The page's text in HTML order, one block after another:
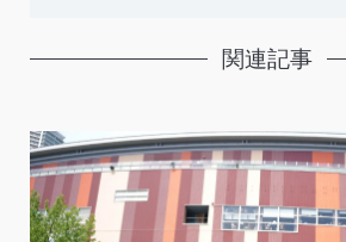
関連記事